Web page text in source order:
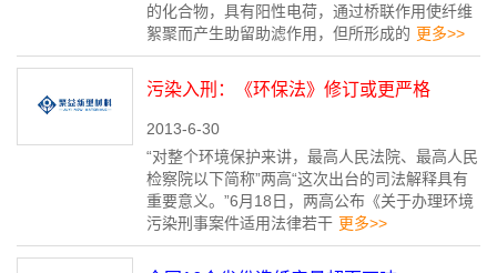
的化合物，具有阳性电荷，通过桥联作用使纤维
絮聚而产生助留助滤作用，但所形成的 更多>>
污染入刑：《环保法》修订或更严格
2013-6-30
“对整个环境保护来讲，最高人民法院、最高人民
检察院以下简称”两高“这次出台的司法解释具有
重要意义。”6月18日，两高公布《关于办理环境
污染刑事案件适用法律若干 更多>>